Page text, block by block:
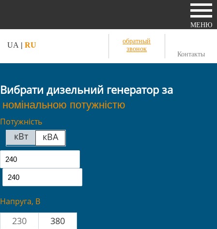
МЕНЮ
UA | RU
обратный
звонок
Контакты
Вибрати дизельний генератор за
Потужність
кВт кВА
Напруга, В
230 380